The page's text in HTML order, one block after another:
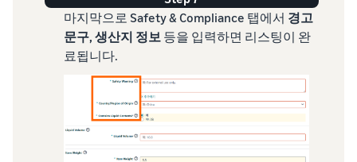
마지막으로 Safety & Compliance 탭에서 경고
문구, 생산지 정보 등을 입력하면 리스팅이 완
료됩니다.